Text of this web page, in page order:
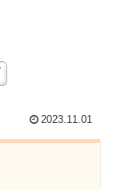
2023.11.01